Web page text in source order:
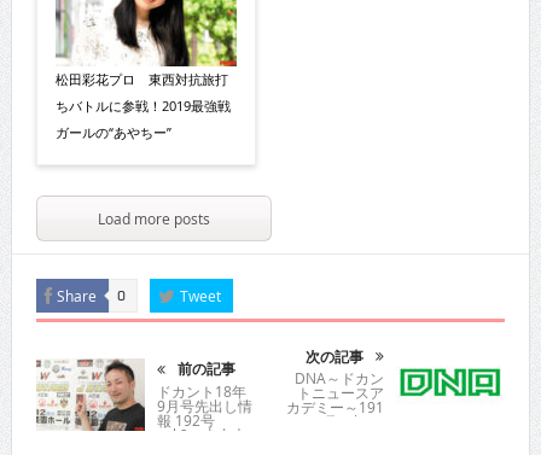
松田彩花プロ 東西対抗旅打
ちバトルに参戦！2019最強戦
ガールの“あやちー”
Load more posts
Share 0 Tweet
前の記事
ドカント18年
9月号先出し情
報 192号
vol.2 山内大
次の記事
DNA～ドカン
トニュースア
カデミー～191
号vol.4